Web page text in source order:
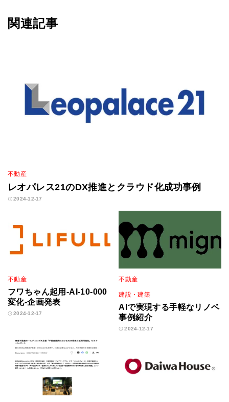
関連記事
不動産
レオパレス21のDX推進とクラウド化成功事例
2024-12-17
不動産
フワちゃん起用-AI-10-000
変化-企画発表
2024-12-17
不動産
建設・建築
AIで実現する手軽なリノベ
事例紹介
2024-12-17